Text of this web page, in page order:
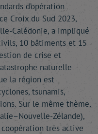
d’opération
Croix du Sud 2023,
Calédonie, a impliqué
10 bâtiments et 15
de crise et
naturelle
la région est
tsunamis,
Sur le même thème,
Zélande),
très active